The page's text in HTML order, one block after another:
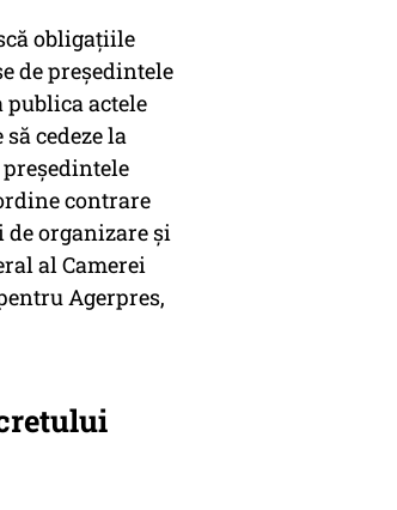
obligaţiile
de preşedintele
actele
cedeze la
contrare
de organizare şi
al Camerei
Agerpres,